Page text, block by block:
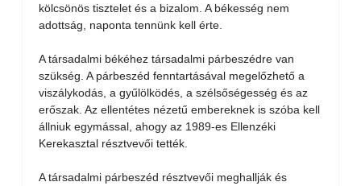
kölcsönös tisztelet és a bizalom. A békesség nem
adottság, naponta tennünk kell érte.
A társadalmi békéhez társadalmi párbeszédre van
szükség. A párbeszéd fenntartásával megelőzhető a
viszálykodás, a gyűlölködés, a szélsőségesség és az
erőszak. Az ellentétes nézetű embereknek is szóba kell
állniuk egymással, ahogy az 1989-es Ellenzéki
Kerekasztal résztvevői tették.
A társadalmi párbeszéd résztvevői meghallják és